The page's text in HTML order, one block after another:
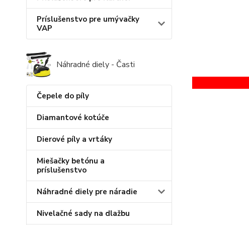
Príslušenstvo pre umývačky
VAP
Náhradné diely - Časti
Čepele do píly
Diamantové kotúče
Dierové píly a vrtáky
Miešačky betónu a
príslušenstvo
Náhradné diely pre náradie
Nivelačné sady na dlažbu